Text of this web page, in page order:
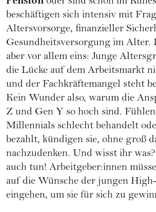
beschäftigen sich intensiv mit
Altersvorsorge, finanzieller
Gesundheitsversorgung im Alter.
aber vor allem eins: Junge
die Lücke auf dem Arbeitsmarkt
und der Fachkräftemangel steht
Kein Wunder also, warum die
Z und Gen Y so hoch sind.
Millennials schlecht behandelt
bezahlt, kündigen sie, ohne groß
nachzudenken. Und wisst ihr
auch tun! Arbeitgeber:innen
auf die Wünsche der jungen
eingehen, um sie für sich zu